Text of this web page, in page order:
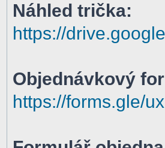
Náhled trička:
https://
Objednávkový
https://forms.gle/